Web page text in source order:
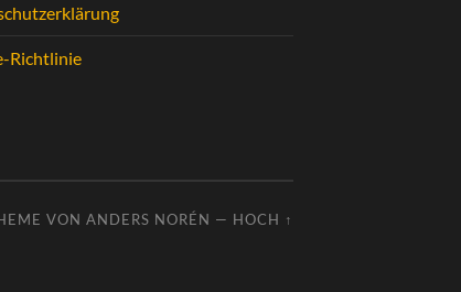
Richtlinie
VON ANDERS NORÉN — HOCH ↑